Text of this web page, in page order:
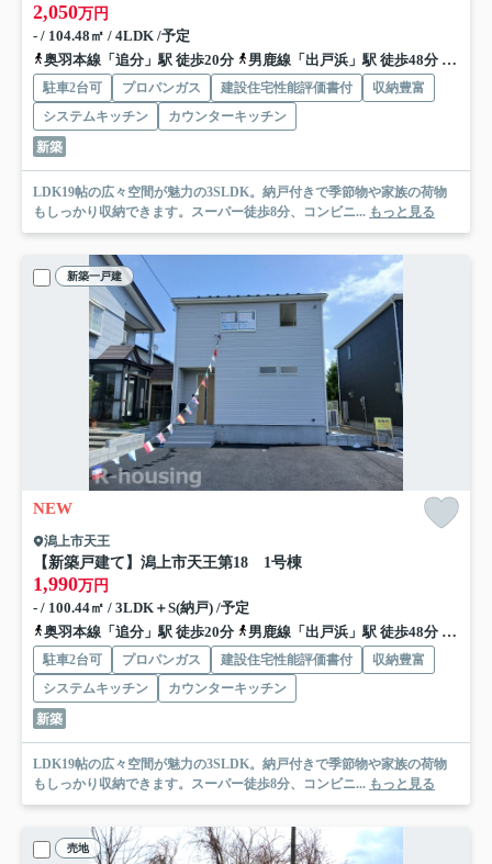
2,050万円
- / 104.48㎡ / 4LDK /予定
奥羽本線「追分」駅 徒歩20分
男鹿線「出戸浜」駅 徒歩48分 奥羽
駐車2台可 プロパンガス 建設住宅性能評価書付
収納豊富
システムキッチン
カウンターキッチン
新築
LDK19帖の広々空間が魅力の3SLDK。納戸付きで季節物や家族の荷物
もしっかり収納できます。スーパー徒歩8分、コンビニ... もっと見る
新築一戸建
NEW
潟上市天王
【新築戸建て】潟上市天王第18 1号棟
1,990万円
- / 100.44㎡ / 3LDK＋S(納戸) /予定
奥羽本線「追分」駅 徒歩20分
男鹿線「出戸浜」駅 徒歩48分 奥羽
駐車2台可 プロパンガス 建設住宅性能評価書付
収納豊富
システムキッチン
カウンターキッチン
新築
LDK19帖の広々空間が魅力の3SLDK。納戸付きで季節物や家族の荷物
もしっかり収納できます。スーパー徒歩8分、コンビニ... もっと見る
売地